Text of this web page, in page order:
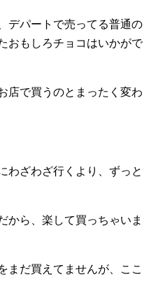
デパートで売ってる普通の
おもしろチョコはいかがで
店で買うのとまったく変わ
わざわざ行くより、ずっと
から、楽して買っちゃいま
まだ買えてませんが、ここ